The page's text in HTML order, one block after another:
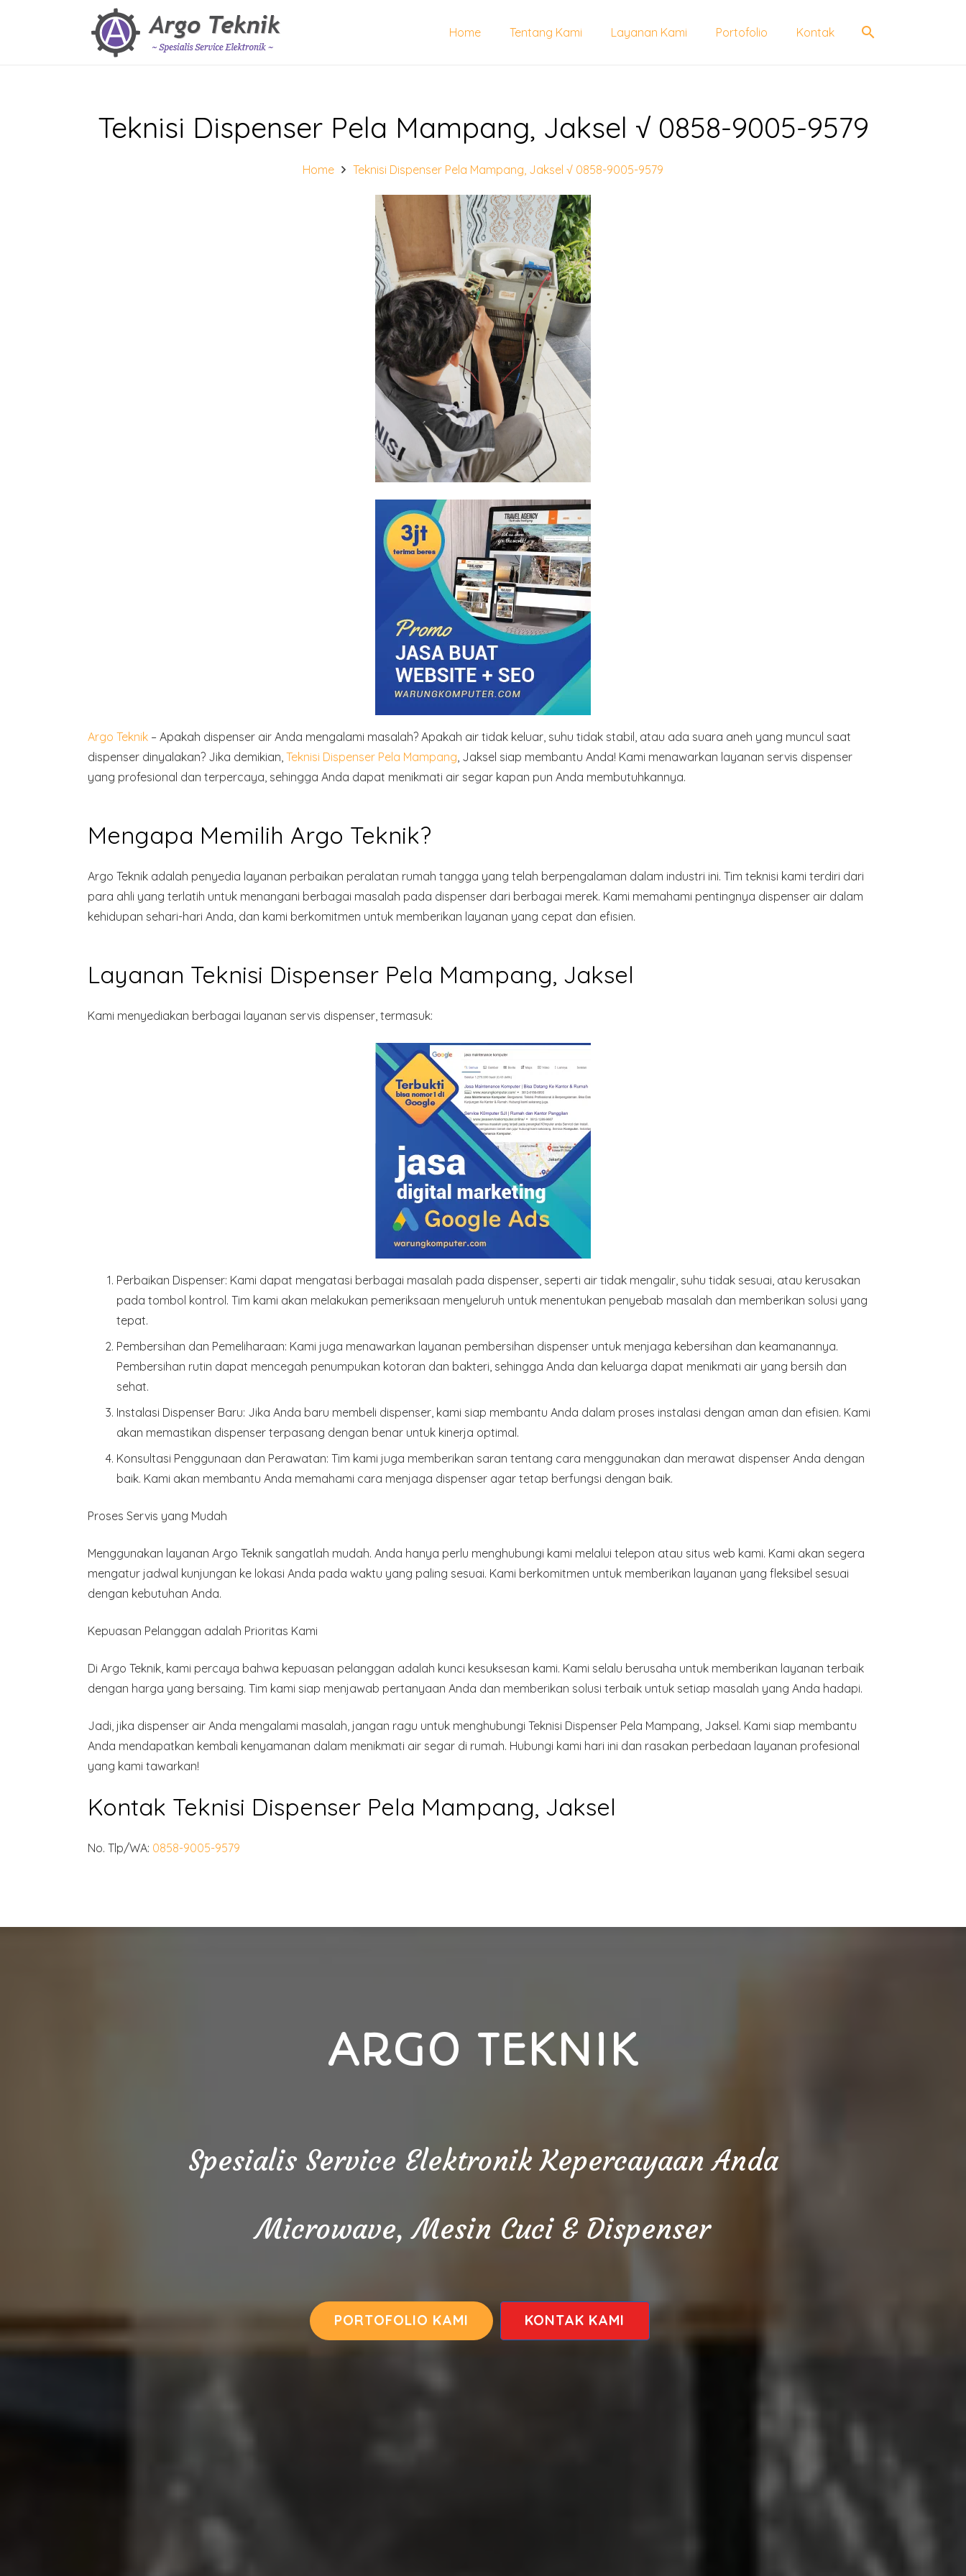
Home Tentang Kami Layanan Kami Portofolio Kontak search
Teknisi Dispenser Pela Mampang, Jaksel √ 0858-9005-9579
Home Teknisi Dispenser Pela Mampang, Jaksel √ 0858-9005-9579
Argo Teknik – Apakah dispenser air Anda mengalami masalah? Apakah air tidak keluar, suhu tidak stabil, atau ada suara aneh yang muncul saat
dispenser dinyalakan? Jika demikian, Teknisi Dispenser Pela Mampang, Jaksel siap membantu Anda! Kami menawarkan layanan servis dispenser
yang profesional dan terpercaya, sehingga Anda dapat menikmati air segar kapan pun Anda membutuhkannya.
Mengapa Memilih Argo Teknik?
Argo Teknik adalah penyedia layanan perbaikan peralatan rumah tangga yang telah berpengalaman dalam industri ini. Tim teknisi kami terdiri dari
para ahli yang terlatih untuk menangani berbagai masalah pada dispenser dari berbagai merek. Kami memahami pentingnya dispenser air dalam
kehidupan sehari-hari Anda, dan kami berkomitmen untuk memberikan layanan yang cepat dan efisien.
Layanan Teknisi Dispenser Pela Mampang, Jaksel
Kami menyediakan berbagai layanan servis dispenser, termasuk:
Perbaikan Dispenser: Kami dapat mengatasi berbagai masalah pada dispenser, seperti air tidak mengalir, suhu tidak sesuai, atau kerusakan
pada tombol kontrol. Tim kami akan melakukan pemeriksaan menyeluruh untuk menentukan penyebab masalah dan memberikan solusi yang
tepat.
Pembersihan dan Pemeliharaan: Kami juga menawarkan layanan pembersihan dispenser untuk menjaga kebersihan dan keamanannya.
Pembersihan rutin dapat mencegah penumpukan kotoran dan bakteri, sehingga Anda dan keluarga dapat menikmati air yang bersih dan
sehat.
Instalasi Dispenser Baru: Jika Anda baru membeli dispenser, kami siap membantu Anda dalam proses instalasi dengan aman dan efisien. Kami
akan memastikan dispenser terpasang dengan benar untuk kinerja optimal.
Konsultasi Penggunaan dan Perawatan: Tim kami juga memberikan saran tentang cara menggunakan dan merawat dispenser Anda dengan
baik. Kami akan membantu Anda memahami cara menjaga dispenser agar tetap berfungsi dengan baik.
Proses Servis yang Mudah
Menggunakan layanan Argo Teknik sangatlah mudah. Anda hanya perlu menghubungi kami melalui telepon atau situs web kami. Kami akan segera
mengatur jadwal kunjungan ke lokasi Anda pada waktu yang paling sesuai. Kami berkomitmen untuk memberikan layanan yang fleksibel sesuai
dengan kebutuhan Anda.
Kepuasan Pelanggan adalah Prioritas Kami
Di Argo Teknik, kami percaya bahwa kepuasan pelanggan adalah kunci kesuksesan kami. Kami selalu berusaha untuk memberikan layanan terbaik
dengan harga yang bersaing. Tim kami siap menjawab pertanyaan Anda dan memberikan solusi terbaik untuk setiap masalah yang Anda hadapi.
Jadi, jika dispenser air Anda mengalami masalah, jangan ragu untuk menghubungi Teknisi Dispenser Pela Mampang, Jaksel. Kami siap membantu
Anda mendapatkan kembali kenyamanan dalam menikmati air segar di rumah. Hubungi kami hari ini dan rasakan perbedaan layanan profesional
yang kami tawarkan!
Kontak Teknisi Dispenser Pela Mampang, Jaksel
No. Tlp/WA: 0858-9005-9579
ARGO TEKNIK
Spesialis Service Elektronik Kepercayaan Anda
Microwave, Mesin Cuci & Dispenser
PORTOFOLIO KAMI KONTAK KAMI